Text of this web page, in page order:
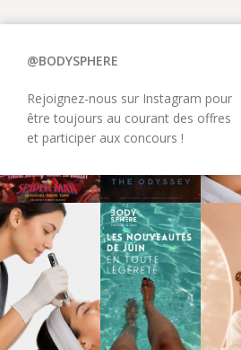
@BODYSPHERE
Rejoignez-nous sur Instagram pour
être toujours au courant des offres
et participer aux concours !